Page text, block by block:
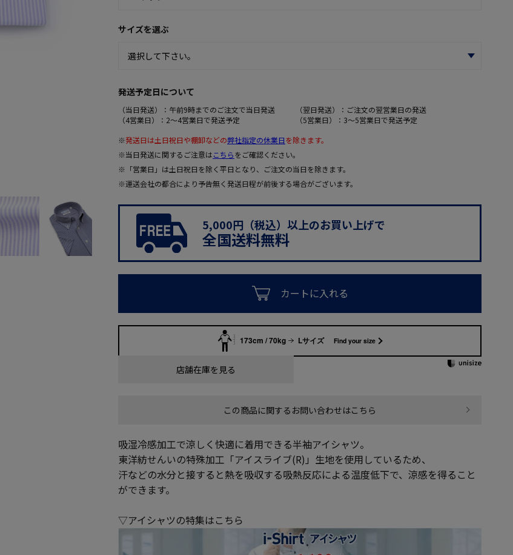
サイズを選ぶ
発送予定日について
（当日発送）：午前9時までのご注文で当日発送
（翌日発送）：ご注文の翌営業日の発送
（4営業日）：2～4営業日で発送予定
（5営業日）：3～5営業日で発送予定
※発送日は土日祝日や棚卸などの弊社指定の休業日を除きます。
※当日発送に関するご注意はこちらをご確認ください。
※「営業日」は土日祝日を除く平日となり、ご注文の当日を除きます。
※運送会社の都合により予告無く発送日程が前後する場合がございます。
5,000円（税込）以上のお買い上げで
全国送料無料
カートに入れる
173cm / 70kg Lサイズ Find your size
店舗在庫を見る
この商品に関するお問い合わせはこちら
吸湿冷感加工で涼しく快適に着用できる半袖アイシャツ。
東洋紡せんいの特殊加工「アイスライブ(R)」生地を使用しているため、
汗などの水分と接すると熱を吸収する吸熱反応による温度低下で、涼感を得ること
ができます。
▽アイシャツの特集はこちら